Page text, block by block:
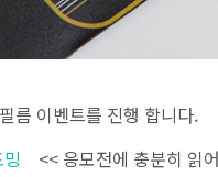
름 이벤트를 진행 합니다.
<< 응모전에 충분히 읽